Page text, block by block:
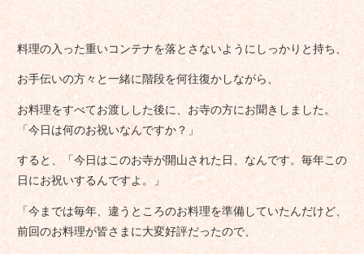
料理の入った重いコンテナを落とさないようにしっかりと持ち、
お手伝いの方々と一緒に階段を何往復かしながら、
お料理をすべてお渡しした後に、お寺の方にお聞きしました。
「今日は何のお祝いなんですか？」
すると、「今日はこのお寺が開山された日、なんです。毎年この
日にお祝いするんですよ。」
「今までは毎年、違うところのお料理を準備していたんだけど、
前回のお料理が皆さまに大変好評だったので、